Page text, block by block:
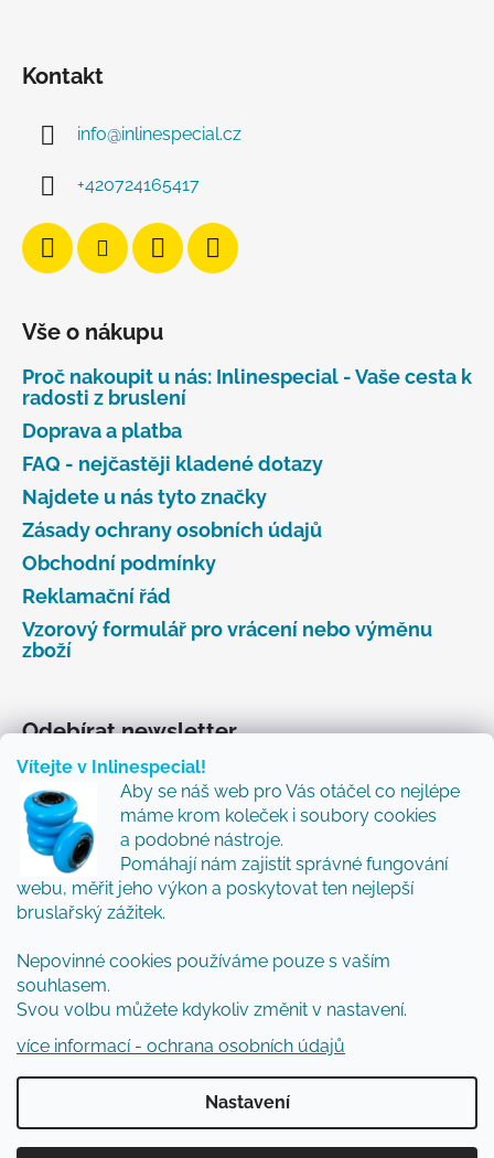
Vítejte v Inlinespecial!
Aby se náš web pro Vás otáčel co nejlépe
máme krom koleček i soubory cookies
a podobné nástroje.
Pomáhají nám zajistit správné fungování
webu, měřit jeho výkon a poskytovat ten nejlepší
bruslařský zážitek.
Nepovinné cookies používáme pouze s vaším
souhlasem.
Svou volbu můžete kdykoliv změnit v nastavení.
více informací - ochrana osobních údajů
Nastavení
Kontakt
info@inlinespecial.cz
+420724165417
Vše o nákupu
Proč nakoupit u nás: Inlinespecial - Vaše cesta k
radosti z bruslení
Doprava a platba
FAQ - nejčastěji kladené dotazy
Najdete u nás tyto značky
Zásady ochrany osobních údajů
Obchodní podmínky
Reklamační řád
Vzorový formulář pro vrácení nebo výměnu
zboží
Odebírat newsletter
Vložte svůj e-mail a my vám budeme zasílat informace
o nových produktech na našem e-shopu.
Přidejte se k nám a my Vám budeme zasílat ty nejlepší
novinky a tipy.
E-mail
Vložením e-mailu souhlasíte spodmínkami
ochrany osobních údajů
PŘIHLÁSIT SE
Vytvořil Shoptet